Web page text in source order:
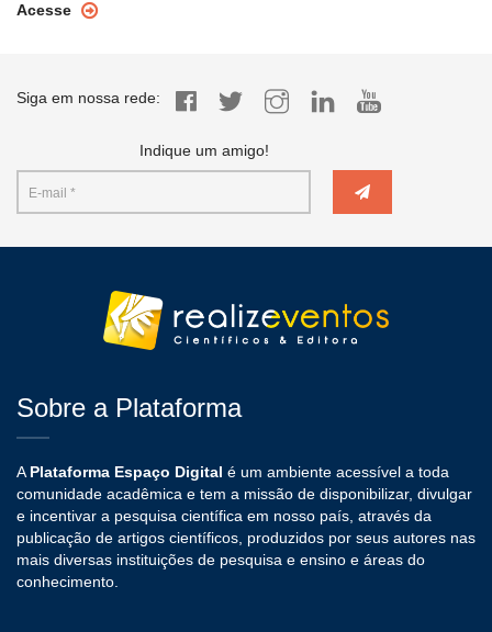
Acesse
Siga em nossa rede:
Indique um amigo!
Sobre a Plataforma
APlataforma Espaço Digital é um ambiente acessível a toda
comunidade acadêmica e tem a missão de disponibilizar, divulgar
e incentivar a pesquisa científica em nosso país, através da
publicação de artigos científicos, produzidos por seus autores nas
mais diversas instituições de pesquisa e ensino e áreas do
conhecimento.